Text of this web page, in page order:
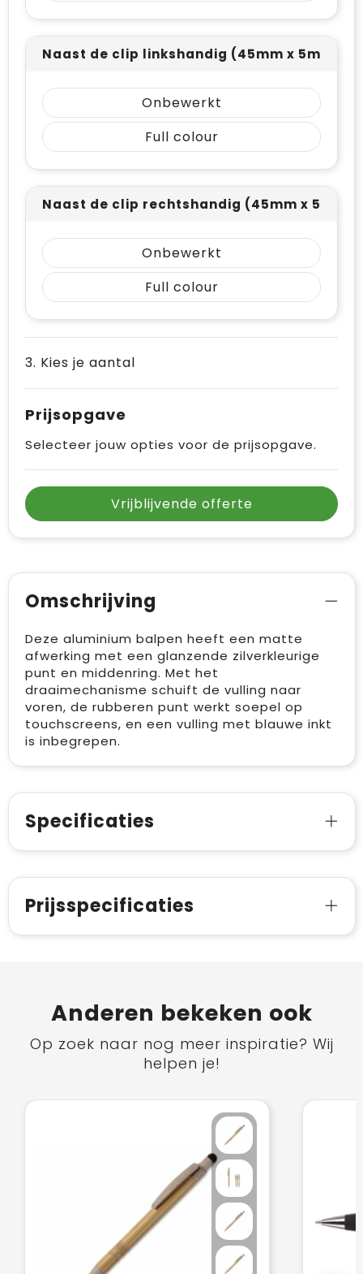
Naast de clip linkshandig (45mm x 5mm)
Onbewerkt
Full colour
Naast de clip rechtshandig (45mm x 5mm)
Onbewerkt
Full colour
3. Kies je aantal
Prijsopgave
Selecteer jouw opties voor de prijsopgave.
Vrijblijvende offerte
Omschrijving
Deze aluminium balpen heeft een matte
afwerking met een glanzende zilverkleurige
punt en middenring. Met het
draaimechanisme schuift de vulling naar
voren, de rubberen punt werkt soepel op
touchscreens, en een vulling met blauwe inkt
is inbegrepen.
Specificaties
Prijsspecificaties
Anderen bekeken ook
Op zoek naar nog meer inspiratie? Wij
helpen je!